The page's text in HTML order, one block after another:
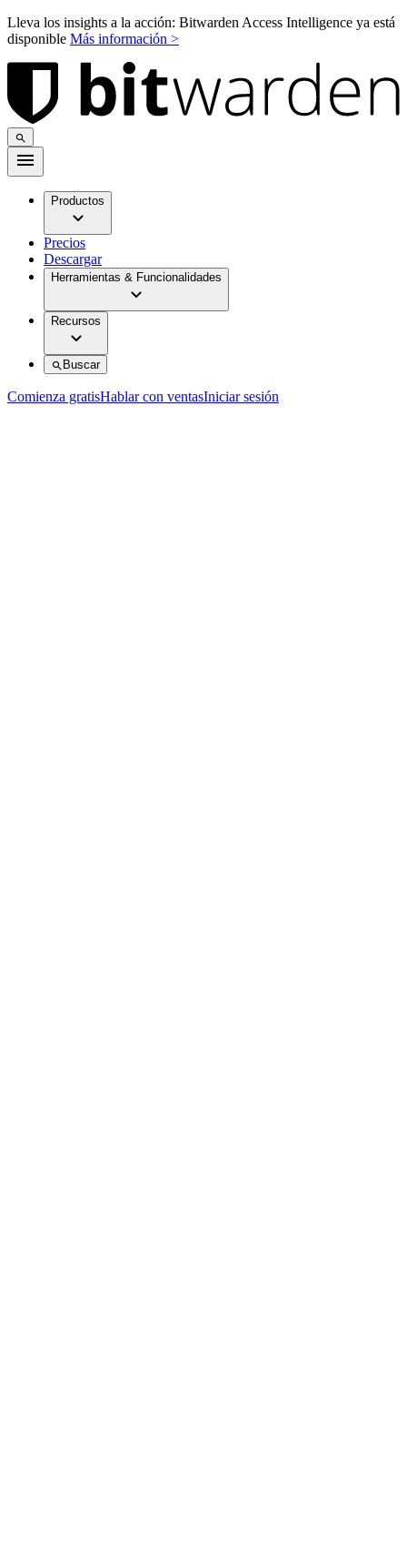
Lleva los insights a la acción: Bitwarden Access Intelligence ya está
disponible Más información >
Productos
Precios
Descargar
Herramientas & Funcionalidades
Recursos
Buscar
Comienza gratisHablar con ventasIniciar sesión